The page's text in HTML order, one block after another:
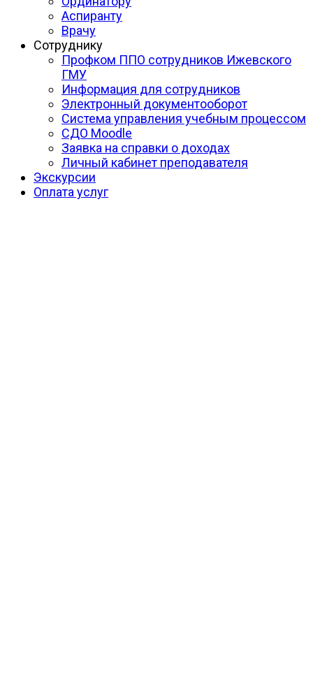
Аспиранту
Врачу
Сотруднику
Профком ППО сотрудников Ижевского
ГМУ
Информация для сотрудников
Электронный документооборот
Система управления учебным процессом
СДО Moodle
Заявка на справки о доходах
Личный кабинет преподавателя
Экскурсии
Оплата услуг